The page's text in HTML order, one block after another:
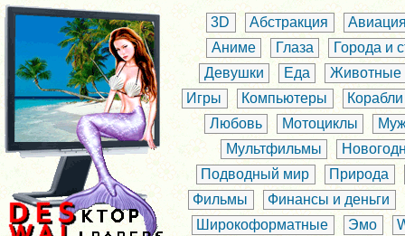
3D Абстракция
Аниме
Глаза
Города и
Девушки
Еда
Животные
Игры
Компьютеры
Корабли
Любовь
Мотоциклы
Мультфильмы
Подводный мир
Природа
Фильмы
Финансы и деньги
Широкоформатные
Эмо